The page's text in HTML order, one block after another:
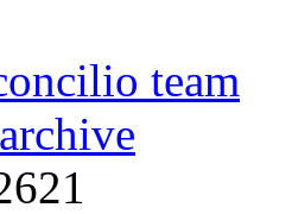
team